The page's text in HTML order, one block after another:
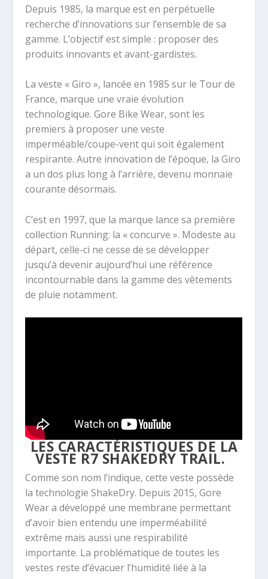
Depuis 1985, la marque est en perpétuelle
recherche d’innovations sur l’ensemble de sa
gamme. L’objectif est simple : proposer des
produits innovants et avant-gardistes.
La veste « Giro », lancée en 1985 sur le Tour de
France, marque une vraie évolution
technologique. Gore Bike Wear, sont les
premiers à proposer une veste
imperméable/coupe-vent qui soit également
respirante. Autre innovation de l’époque, la Giro
a un dos plus long à l’arrière, devenu monnaie
courante désormais.
C’est en 1997, que la marque lance sa première
collection Running: la « concurve ». Modeste au
départ, celle-ci ne cesse de se développer
jusqu’à devenir aujourd’hui une référence
incontournable dans la gamme des vêtements
de pluie notamment.
LES CARACTÉRISTIQUES DE LA
VESTE R7 SHAKEDRY TRAIL.
Comme son nom l’indique, cette veste possède
la technologie ShakeDry. Depuis 2015, Gore
Wear a développé une membrane permettant
d’avoir bien entendu une imperméabilité
extrême mais aussi une respirabilité
importante. La problématique de toutes les
vestes reste d’évacuer l’humidité liée à la